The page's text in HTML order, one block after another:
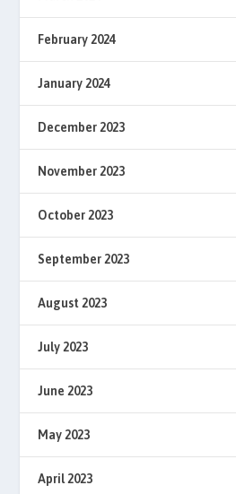
February 2024
January 2024
December 2023
November 2023
October 2023
September 2023
August 2023
July 2023
June 2023
May 2023
April 2023